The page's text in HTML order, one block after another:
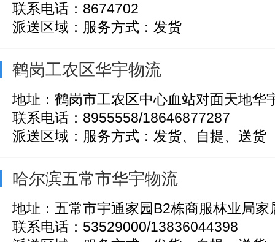
联系电话：8674702
派送区域：服务方式：发货
鹤岗工农区华宇物流
地址：鹤岗市工农区中心血站对面天地华
联系电话：8955558/18646877287
派送区域：服务方式：发货、自提、送货
哈尔滨五常市华宇物流
地址：五常市宇通家园B2栋商服林业局家
联系电话：53529000/13836044398